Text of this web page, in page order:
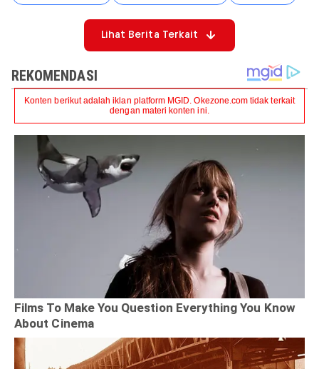
Lihat Berita Terkait